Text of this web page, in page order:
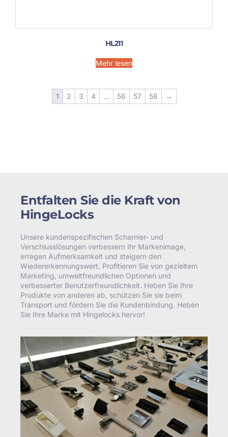
HL211
Mehr lesen
1 2 3 4 ... 56 57 58 →
Entfalten Sie die Kraft von
HingeLocks
Unsere kundenspezifischen Scharnier- und
Verschlusslösungen verbessern Ihr Markenimage,
erregen Aufmerksamkeit und steigern den
Wiedererkennungswert. Profitieren Sie von gezieltem
Marketing, umweltfreundlichen Optionen und
verbesserter Benutzerfreundlichkeit. Heben Sie Ihre
Produkte von anderen ab, schützen Sie sie beim
Transport und fördern Sie die Kundenbindung. Heben
Sie Ihre Marke mit Hingelocks hervor!